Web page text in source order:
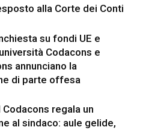
alla Corte dei Conti
su fondi UE e
Codacons e
annunciano la
di parte offesa
regala un
al sindaco: aule gelide,